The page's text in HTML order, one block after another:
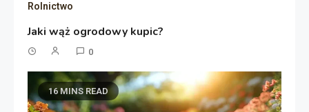
Rolnictwo
Jaki wąż ogrodowy kupic?
0
16 MINS READ